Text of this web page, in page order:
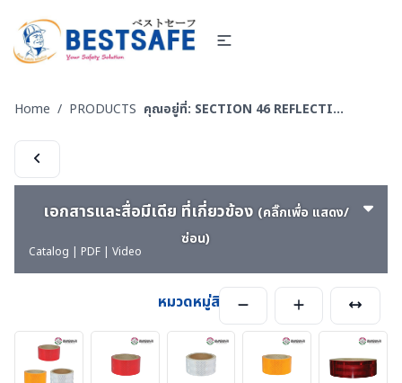
Home / PRODUCTS คุณอยู่ที่: SECTION 46 REFLECTIVE SHEETING & TAPE FOR VEHICLE - เทปสะท้อนแสงรถยนต์
เอกสารและสื่อมีเดีย ที่เกี่ยวข้อง (คลิ๊กเพื่อ แสดง/
ซ่อน)
Catalog | PDF | Video
หมวดหมู่สินค้า